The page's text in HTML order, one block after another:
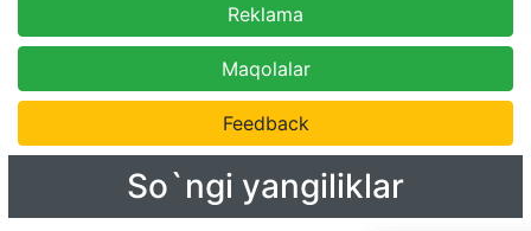
Reklama
Maqolalar
Feedback
So`ngi yangiliklar